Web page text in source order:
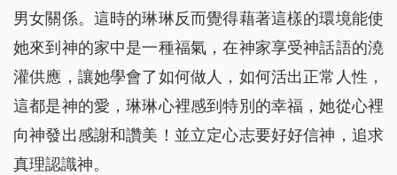
男女關係。這時的琳琳反而覺得藉著這樣的環境能使
她來到神的家中是一種福氣，在神家享受神話語的澆
灌供應，讓她學會了如何做人，如何活出正常人性，
這都是神的愛，琳琳心裡感到特別的幸福，她從心裡
向神發出感謝和讚美！並立定心志要好好信神，追求
真理認識神。